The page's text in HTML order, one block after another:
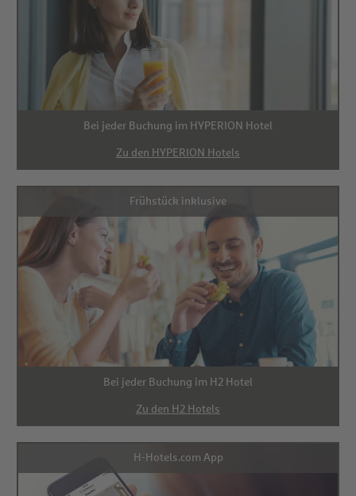
Bei jeder Buchung im HYPERION Hotel
Zu den HYPERION Hotels
Frühstück inklusive
Bei jeder Buchung im H2 Hotel
Zu den H2 Hotels
H-Hotels.com App